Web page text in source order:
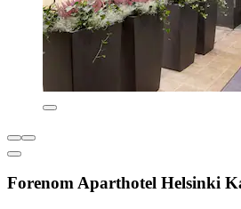
Forenom Aparthotel Helsinki